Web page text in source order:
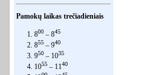
Pamokų laikas trečiadieniais
1. 800 – 845
2. 855 – 940
3. 950 – 1035
4. 1055 – 1140